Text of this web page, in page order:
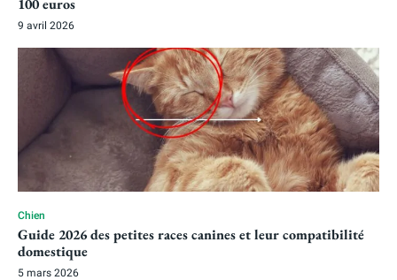
100 euros
9 avril 2026
Chien
Guide 2026 des petites races canines et leur compatibilité
domestique
5 mars 2026